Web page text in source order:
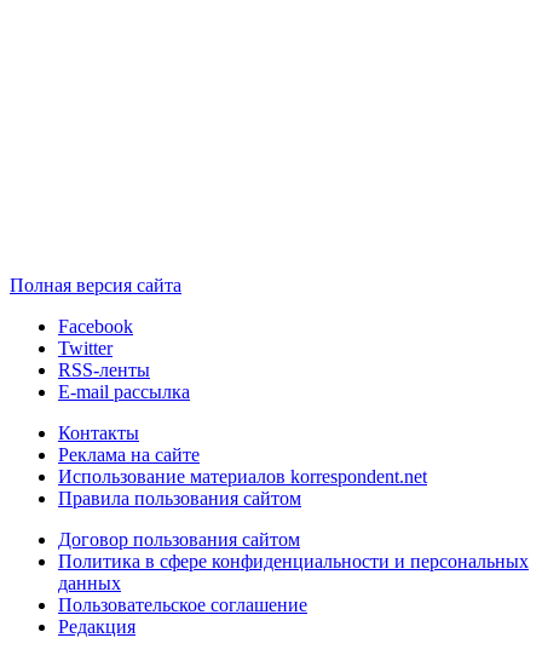
Полная версия сайта
Facebook
Twitter
RSS-ленты
E-mail рассылка
Контакты
Реклама на сайте
Использование материалов korrespondent.net
Правила пользования сайтом
Договор пользования сайтом
Политика в сфере конфиденциальности и персональных
данных
Пользовательское соглашение
Редакция